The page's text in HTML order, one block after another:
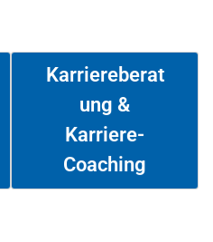
Karriereberat
ung &
Karriere-
Coaching
Weiterlesen